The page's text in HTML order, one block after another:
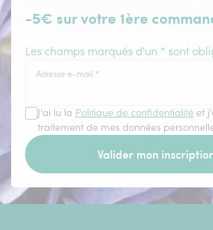
-5€ sur votre 1ère
Les champs marqués d'un * sont
Adresse e-mail *
J'ai lu la Politique de confidentialité et
traitement de mes données
Valider mon